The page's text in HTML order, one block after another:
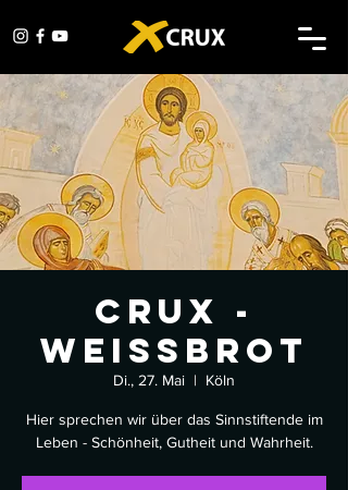
CRUX -
Weissbrot
Di., 27. Mai
  |
Köln
Hier sprechen wir über das Sinnstiftende im
Leben - Schönheit, Gutheit und Wahrheit.